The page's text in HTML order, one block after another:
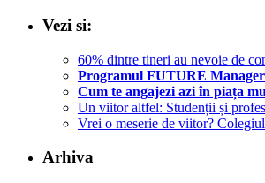
Vezi si:
60% dintre tineri au nevoie de
Programul FUTURE Manager
Cum te angajezi azi în piața
Un viitor altfel: Studenții și
Vrei o meserie de viitor?
Arhiva